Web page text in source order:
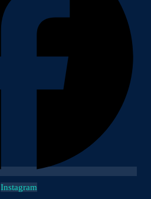
Instagram